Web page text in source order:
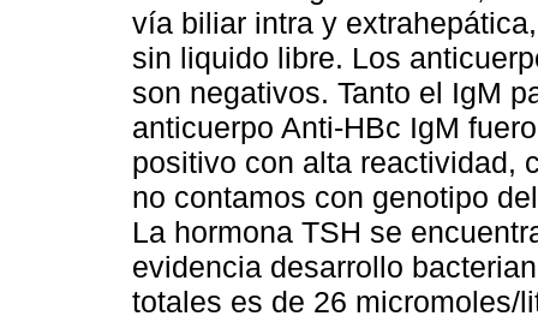
vía biliar intra y
sin liquido libre. Los
son negativos. Tanto el IgM
anticuerpo Anti-HBc IgM
positivo con alta reactividad,
no contamos con genotipo
La hormona TSH se
evidencia desarrollo
totales es de 26 micromoles/